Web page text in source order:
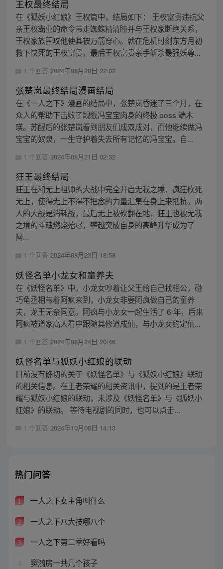
王权最终结局
在《狐妖小红娘》王权篇中，结局如下： 王权富贵违抗父
亲王权霸业的命令带走蜘蛛精清瞳并与王权家断绝关系，
王权家族围攻他使其被万箭穿心。就在危机时刻东方月初
救下快死的王权富贵，最后王权富贵亲手斩杀最强妖尊...
1 个回答 2024年08月20日 22:02
张楚岚最终结局漫画结局
在《一人之下》漫画的结局中，张楚岚昏迷了三个月，在
众人的帮助下击败了觊觎冯宝宝肉身的终极 boss 端木
瑛。苏醒后的张楚岚看到朋友们成双成对，而他继续做冯
宝宝的奴隶，一生守护着失去所有记忆的冯宝宝。自...
1 个回答 2024年08月21日 02:32
狂王最终结局
狂王在和无上祖师的大战中完全开启无我之境，疯狂砍死
无上，使得无上不得不把念的力量汇集在身上来抵抗。两
人的大战是消耗战，最后无上被砍翻在地，狂王也被无我
之境的斗魂燃烧殆尽，攀越突破自身的高峰升华成为了
阿...
1 个回答 2024年08月23日 18:58
妖怪名单小龙女和童养夫
在《妖怪名单》中，小龙女吵着让父王给自己找相公，碰
巧龟丞相带着阿疯来到，小龙女非要阿疯做自己的童养
夫，龙王无奈同意。阿疯与小龙女一起生活了 6 年，后来
阿疯被道家高人看中跟随其修道成仙，与小龙女约定仙...
1 个回答 2024年08月24日 20:46
妖怪名单与狐妖小红娘的联动
目前没有确切的关于《妖怪名单》与《狐妖小红娘》联动
的相关信息。在王者荣耀的相关资讯中，提到的是王者荣
耀与狐妖小红娘的联动，未涉及《妖怪名单》与《狐妖小
红娘》的联动。 等待电视剧的同时，也可以点击...
1 个回答 2024年10月06日 14:13
热门问答
1 一人之下女主角叫什么
2 一人之下八大技哪八个
3 一人之下第二季好看吗
4 窦漪房一共几个孩子